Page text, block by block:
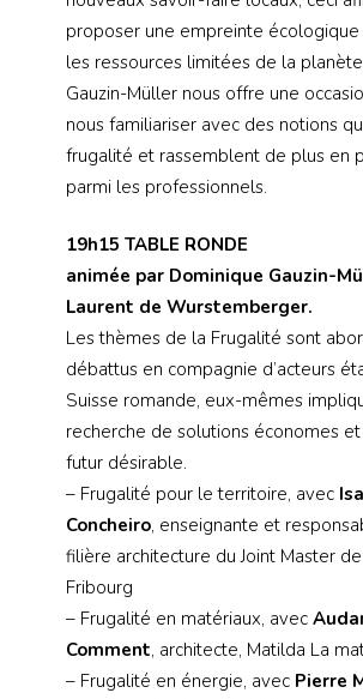
proposer une empreinte
les ressources limitées de la
Gauzin-Müller nous offre une
nous familiariser avec des notions
frugalité et rassemblent de plus en
parmi les professionnels.
19h15 TABLE RONDE
animée par Dominique Gauzin-
Laurent de Wurstemberger.
Les thèmes de la Frugalité sont
débattus en compagnie d’acteurs
Suisse romande, eux-mêmes
recherche de solutions économes
futur désirable.
– Frugalité pour le territoire, avec
Concheiro, enseignante et
filière architecture du Joint Master
Fribourg
– Frugalité en matériaux, avec
Comment, architecte, Matilda La
– Frugalité en énergie, avec Pierre